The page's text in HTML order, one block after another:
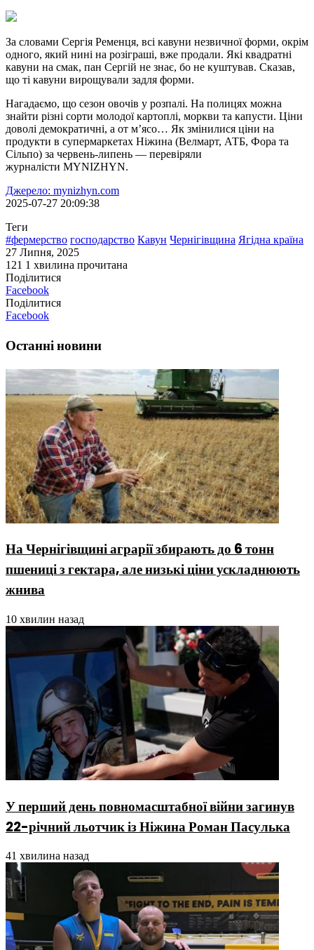
За словами Сергія Ременця, всі кавуни незвичної форми, окрім
одного, який нині на розіграші, вже продали. Які квадратні
кавуни на смак, пан Сергій не знає, бо не куштував. Сказав,
що ті кавуни вирощували задля форми.
Нагадаємо, що сезон овочів у розпалі. На полицях можна
знайти різні сорти молодої картоплі, моркви та капусти. Ціни
доволі демократичні, а от м’ясо… Як змінилися ціни на
продукти в супермаркетах Ніжина (Велмарт, АТБ, Фора та
Сільпо) за червень-липень — перевіряли
журналісти MYNIZHYN.
Джерело: mynizhyn.com
2025-07-27 20:09:38
Теги
#фермерство господарство Кавун Чернігівщина Ягідна країна
27 Липня, 2025
121 1 хвилина прочитана
Поділитися
Facebook
Поділитися
Facebook
Останні новини
На Чернігівщині аграрії збирають до 6 тонн
пшениці з гектара, але низькі ціни ускладнюють
жнива
10 хвилин назад
У перший день повномасштабної війни загинув
22-річний льотчик із Ніжина Роман Пасулька
41 хвилина назад